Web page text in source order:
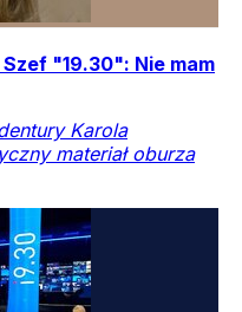
"19.30": Nie mam
Karola
materiał oburza